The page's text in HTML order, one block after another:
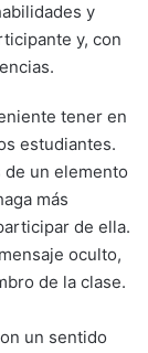
y
y, con
tener en
estudiantes.
un elemento
más
de ella.
oculto,
de la clase.
un sentido